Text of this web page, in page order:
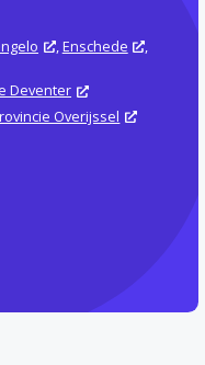
,Enschede
,
Deventer
Overijssel